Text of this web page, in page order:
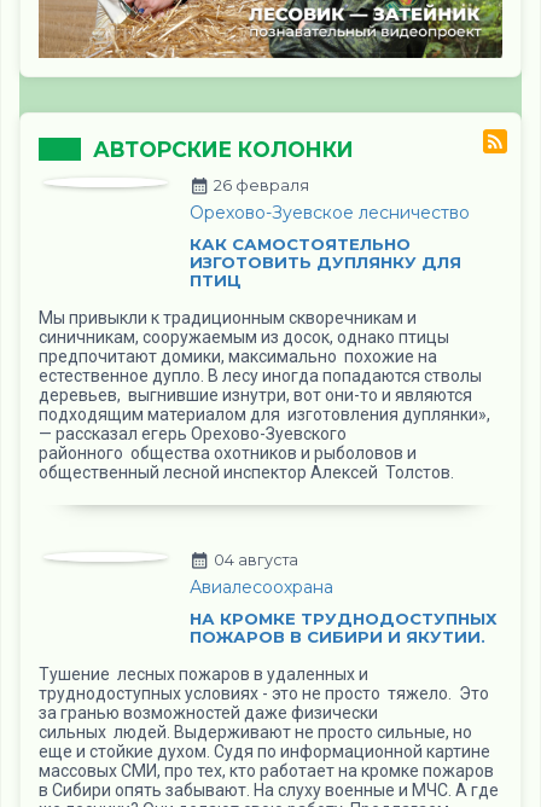
АВТОРСКИЕ КОЛОНКИ
26 февраля
Орехово-Зуевское лесничество
КАК САМОСТОЯТЕЛЬНО
ИЗГОТОВИТЬ ДУПЛЯНКУ ДЛЯ
ПТИЦ
Мы привыкли к традиционным скворечникам и
синичникам, сооружаемым из досок, однако птицы
предпочитают домики, максимально похожие на
естественное дупло. В лесу иногда попадаются стволы
деревьев, выгнившие изнутри, вот они-то и являются
подходящим материалом для изготовления дуплянки»,
— рассказал егерь Орехово-Зуевского
районного общества охотников и рыболовов и
общественный лесной инспектор Алексей Толстов.
04 августа
Авиалесоохрана
НА КРОМКЕ ТРУДНОДОСТУПНЫХ
ПОЖАРОВ В СИБИРИ И ЯКУТИИ.
Тушение лесных пожаров в удаленных и
труднодоступных условиях - это не просто тяжело. Это
за гранью возможностей даже физически
сильных людей. Выдерживают не просто сильные, но
еще и стойкие духом. Судя по информационной картине
массовых СМИ, про тех, кто работает на кромке пожаров
в Сибири опять забывают. На слуху военные и МЧС. А где